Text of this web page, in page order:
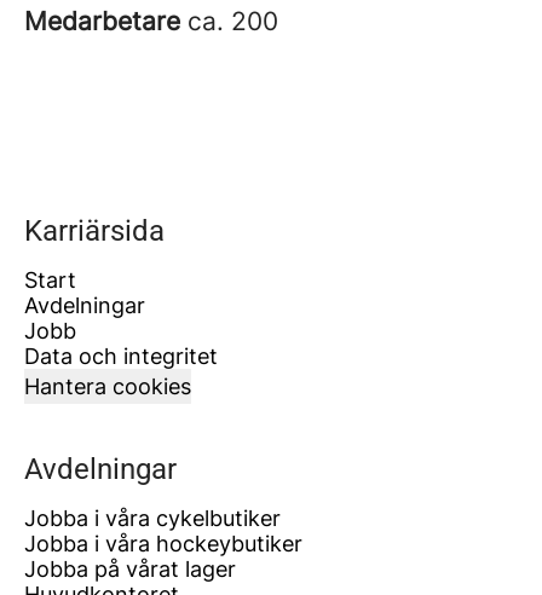
Medarbetare ca. 200
Karriärsida
Start
Avdelningar
Jobb
Data och integritet
Hantera cookies
Avdelningar
Jobba i våra cykelbutiker
Jobba i våra hockeybutiker
Jobba på vårat lager